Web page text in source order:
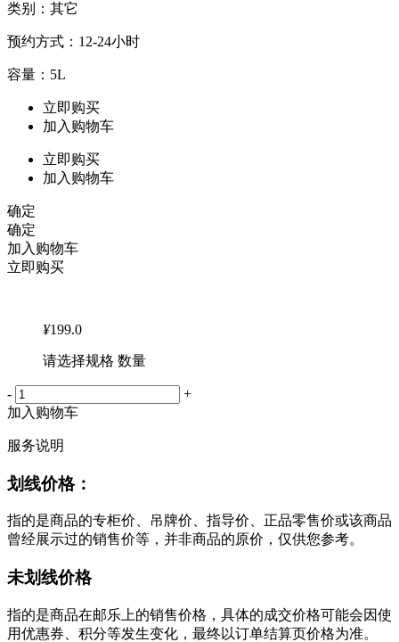
类别：其它
预约方式：12-24小时
容量：5L
立即购买
加入购物车
立即购买
加入购物车
确定
确定
加入购物车
立即购买
¥199.0
请选择规格 数量
-
+
加入购物车
服务说明
划线价格：
指的是商品的专柜价、吊牌价、指导价、正品零售价或该商品
曾经展示过的销售价等，并非商品的原价，仅供您参考。
未划线价格
指的是商品在邮乐上的销售价格，具体的成交价格可能会因使
用优惠券、积分等发生变化，最终以订单结算页价格为准。